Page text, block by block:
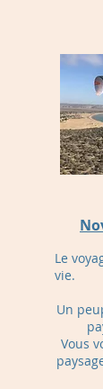
Le
vie.
Un
Vous